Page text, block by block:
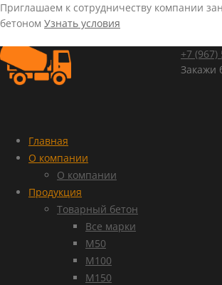
Приглашаем к сотрудничеству компании
бетоном Узнать условия
+7 (967)
Закажи
Главная
О компании
О компании
Продукция
Товарный бетон
Все марки
М50
М100
М150